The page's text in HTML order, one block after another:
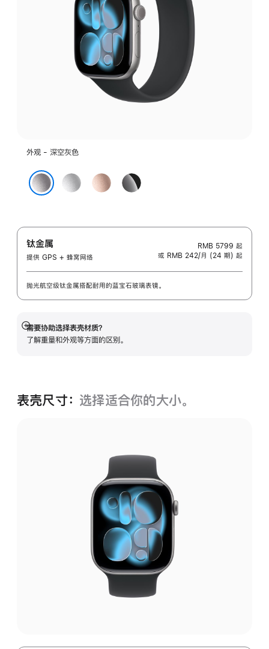
外观 - 深空灰色
银
玫
瑰
色
亮
黑
钛金属
提供 GPS + 蜂窝网络
RMB 5799 起
或 RMB 242/月 (24 期) 起
抛光航空级钛金属搭配耐用的蓝宝石玻璃表镜。
需要协助选择表壳材质？
了解重量和外观等方面的区别。
展
开
表壳尺寸： 选择适合你的大小。